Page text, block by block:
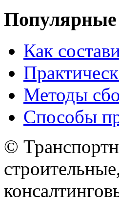
Популярные
Как
Методы
Способы
©